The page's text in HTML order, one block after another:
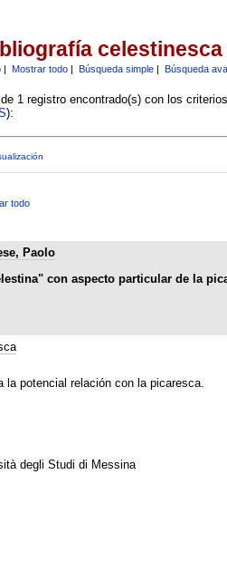
celestinesca
| Mostrar todo| Búsqueda simple| Búsqueda
1 registro encontrado(s) con los
):
todo
Paolo
con aspecto particular de la
la potencial relación con la picaresca.
degli Studi di Messina